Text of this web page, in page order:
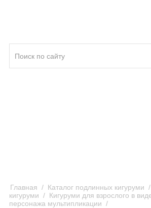
Главная / Каталог подлинных кигуруми /
кигуруми / Кигуруми для взрослого в
персонажа мультипликации /